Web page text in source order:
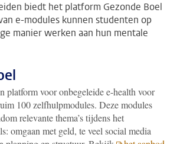
biedt het platform Gezonde Boel
e-modules kunnen studenten op
manier werken aan hun mentale
platform voor onbegeleide e-health voor
100 zelfhulpmodules. Deze modules
relevante thema’s tijdens het
omgaan met geld, te veel social media